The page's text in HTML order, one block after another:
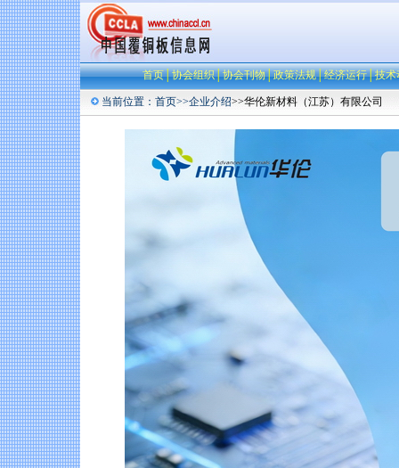
首页│协会组织│协会刊物│政策法规│经济运行│技术
当前位置： 首页>>企业介绍>>华伦新材料（江苏）有限公司